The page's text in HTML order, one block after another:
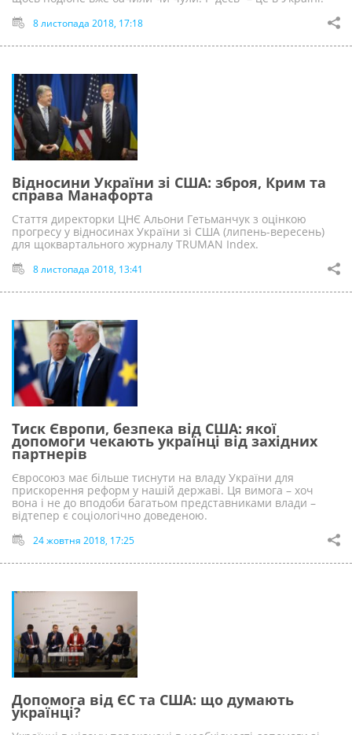
8 листопада 2018, 17:18
Відносини України зі США: зброя, Крим та
справа Манафорта
Стаття директорки ЦНЄ Альони Гетьманчук з оцінкою
прогресу у відносинах України зі США (липень-вересень)
для щоквартального журналу ТRUMAN Index.
8 листопада 2018, 13:41
Тиск Європи, безпека від США: якої
допомоги чекають українці від західних
партнерів
Євросоюз має більше тиснути на владу України для
прискорення реформ у нашій державі. Ця вимога – хоч
вона і не до вподоби багатьом представниками влади –
відтепер є соціологічно доведеною.
24 жовтня 2018, 17:25
Допомога від ЄС та США: що думають
українці?